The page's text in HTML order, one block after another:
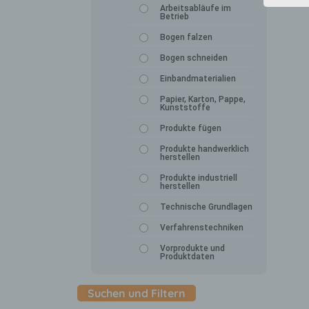
Arbeitsabläufe im
Betrieb
Bogen falzen
Bogen schneiden
Einbandmaterialien
Papier, Karton, Pappe,
Kunststoffe
Produkte fügen
Produkte handwerklich
herstellen
Produkte industriell
herstellen
Technische Grundlagen
Verfahrenstechniken
Vorprodukte und
Produktdaten